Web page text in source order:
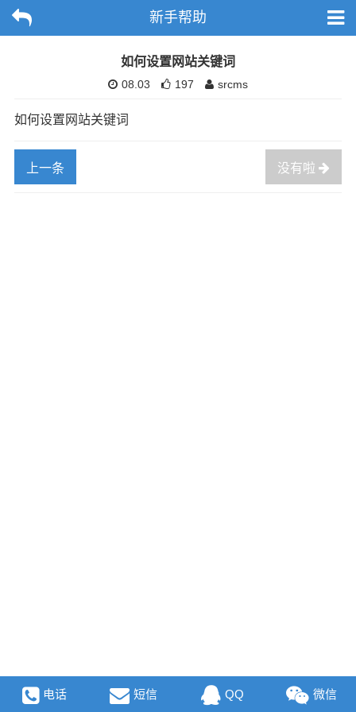
新手帮助
如何设置网站关键词
08.03 197 srcms
如何设置网站关键词
上一条 没有啦
电话 短信 QQ 微信